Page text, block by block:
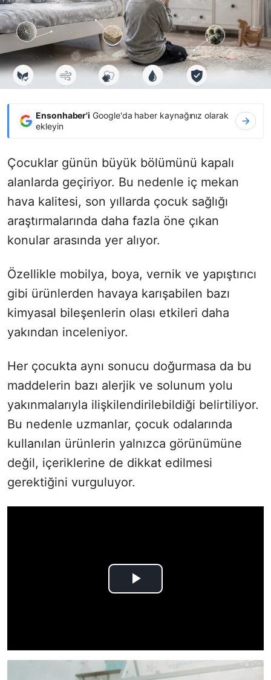
Ensonhaber'i Google'da haber kaynağınız olarak
ekleyin
Çocuklar günün büyük bölümünü kapalı
alanlarda geçiriyor. Bu nedenle iç mekan
hava kalitesi, son yıllarda çocuk sağlığı
araştırmalarında daha fazla öne çıkan
konular arasında yer alıyor.
Özellikle mobilya, boya, vernik ve yapıştırıcı
gibi ürünlerden havaya karışabilen bazı
kimyasal bileşenlerin olası etkileri daha
yakından inceleniyor.
Her çocukta aynı sonucu doğurmasa da bu
maddelerin bazı alerjik ve solunum yolu
yakınmalarıyla ilişkilendirilebildiği belirtiliyor.
Bu nedenle uzmanlar, çocuk odalarında
kullanılan ürünlerin yalnızca görünümüne
değil, içeriklerine de dikkat edilmesi
gerektiğini vurguluyor.